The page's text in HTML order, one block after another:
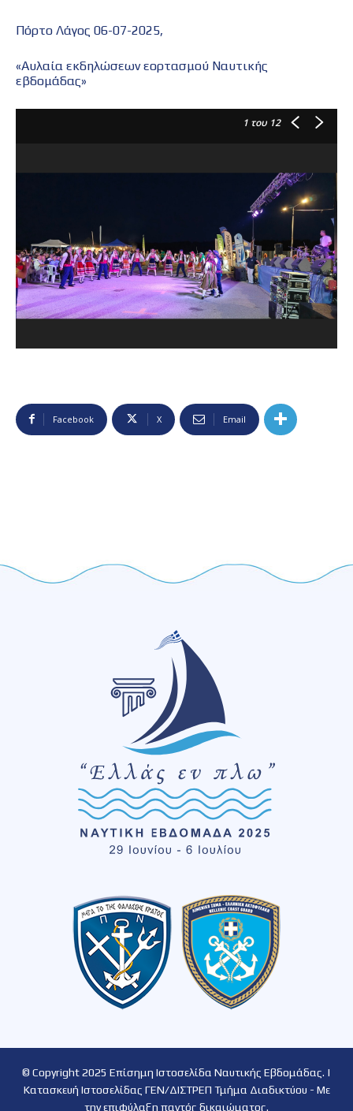
Πόρτο Λάγος 06-07-2025,
«Αυλαία εκδηλώσεων εορτασμού Ναυτικής
εβδομάδας»
1 του 12
Facebook X Email
© Copyright 2025 Επίσημη Ιστοσελίδα Ναυτικής Εβδομάδας. |
Κατασκευή Ιστοσελίδας ΓΕΝ/ΔΙΣΤΡΕΠ Τμήμα Διαδικτύου - Με
την επιφύλαξη παντός δικαιώματος.